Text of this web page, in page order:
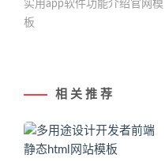
实用app软件功能介绍官网模
板
相 关 推 荐